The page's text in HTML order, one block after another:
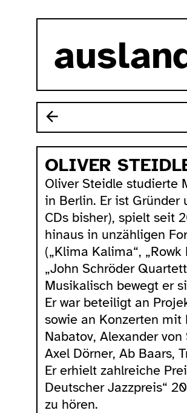
OLIVER
Oliver Steidle studierte
in Berlin. Er ist Gründer
CDs bisher), spielt seit
hinaus in unzähligen
(„Klima Kalima“, „Rowk
„John Schröder
Musikalisch bewegt er
Er war beteiligt an
sowie an Konzerten mit
Nabatov, Alexander
Axel Dörner, Ab Baars,
Er erhielt zahlreiche
Deutscher Jazzpreis“
zu hören.